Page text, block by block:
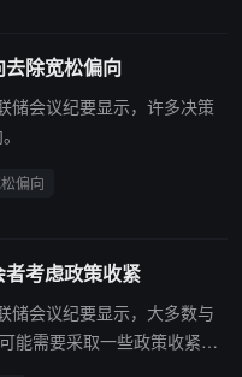
除宽松偏向
储会议纪要显示，许多决策
偏向
考虑政策收紧
储会议纪要显示，大多数与
能需要采取一些政策收紧措